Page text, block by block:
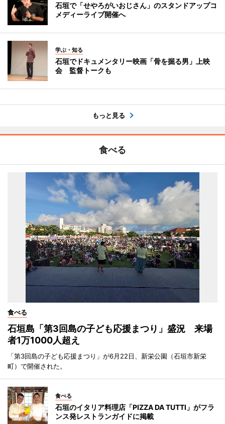
石垣で「せやろがいおじさん」のスタンドアップコ
メディーライブ開催へ
学ぶ・知る
石垣でドキュメンタリー映画「骨を掘る男」上映
会 監督トークも
もっと見る
食べる
食べる
石垣島「第3回島の子ども応援まつり」盛況 来場
者1万1000人超え
「第3回島の子ども応援まつり」が6月22日、新栄公園（石垣市新栄
町）で開催された。
食べる
石垣のイタリア料理店「PIZZA DA TUTTI」がフラ
ンス発レストランガイドに掲載